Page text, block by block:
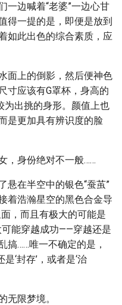
一边喊着“老婆”一边心甘
得一提的是，即便是放到
如此出色的综合素质，应
面上的倒影，然后便神色
寸应该有G罩杯，身高的
为出挑的身形。颜值上也
是更加具有辨识度的脸
，身份绝对不一般……
悬在半空中的银色“蚕茧”
着浩瀚星空的黑色合金导
，而且有极大的可能是
可能穿越成功——穿越还是
搞……唯一不确定的是，
是‘封存’，或者是‘治
无限梦境。